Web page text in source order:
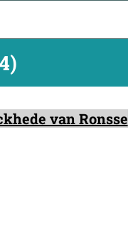
van Ronsse